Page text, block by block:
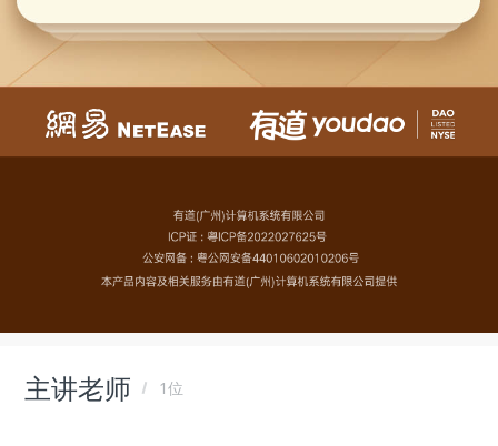
主讲老师 1位